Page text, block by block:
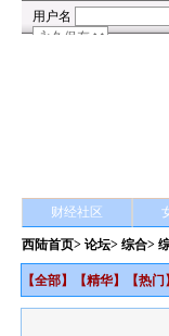
财经社区
西陆首页>论坛>综合>
【全部】【精华】【热门